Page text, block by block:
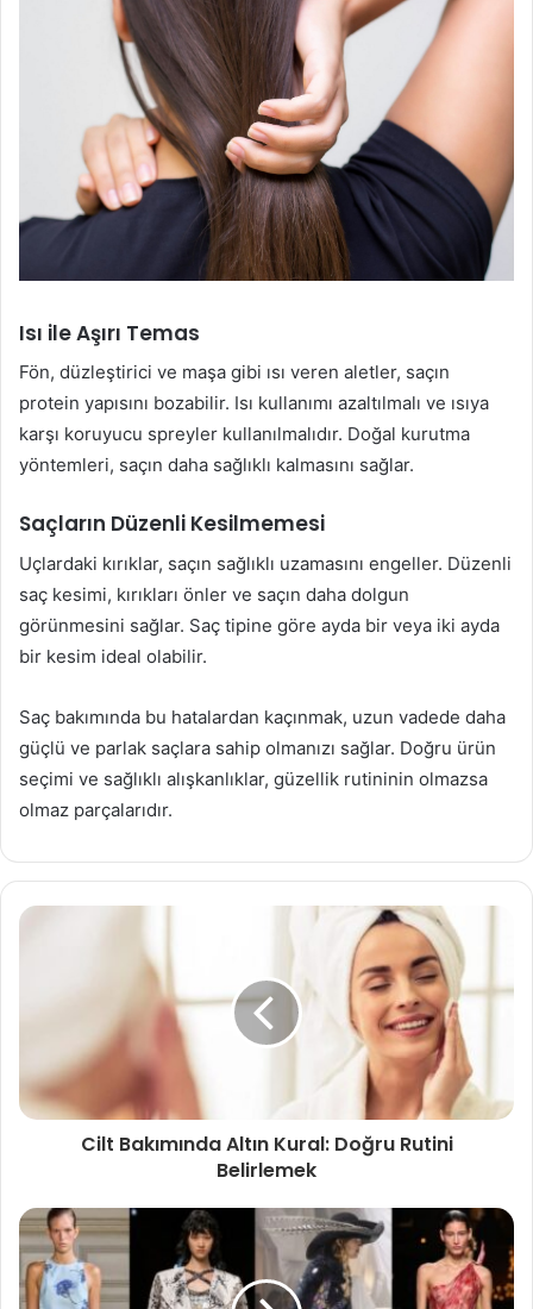
Isı ile Aşırı Temas
Fön, düzleştirici ve maşa gibi ısı veren aletler, saçın
protein yapısını bozabilir. Isı kullanımı azaltılmalı ve ısıya
karşı koruyucu spreyler kullanılmalıdır. Doğal kurutma
yöntemleri, saçın daha sağlıklı kalmasını sağlar.
Saçların Düzenli Kesilmemesi
Uçlardaki kırıklar, saçın sağlıklı uzamasını engeller. Düzenli
saç kesimi, kırıkları önler ve saçın daha dolgun
görünmesini sağlar. Saç tipine göre ayda bir veya iki ayda
bir kesim ideal olabilir.
Saç bakımında bu hatalardan kaçınmak, uzun vadede daha
güçlü ve parlak saçlara sahip olmanızı sağlar. Doğru ürün
seçimi ve sağlıklı alışkanlıklar, güzellik rutininin olmazsa
olmaz parçalarıdır.
Cilt Bakımında Altın Kural: Doğru Rutini
Belirlemek